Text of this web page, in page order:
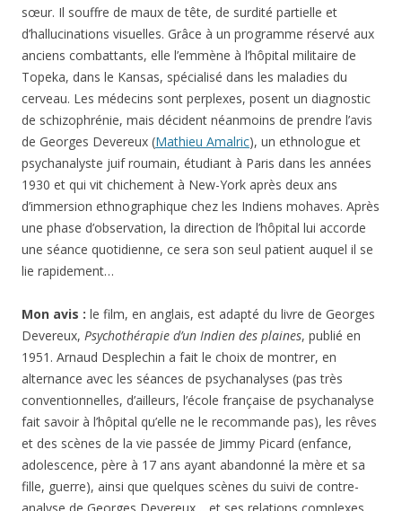
sœur. Il souffre de maux de tête, de surdité partielle et
d’hallucinations visuelles. Grâce à un programme réservé aux
anciens combattants, elle l’emmène à l’hôpital militaire de
Topeka, dans le Kansas, spécialisé dans les maladies du
cerveau. Les médecins sont perplexes, posent un diagnostic
de schizophrénie, mais décident néanmoins de prendre l’avis
de Georges Devereux (Mathieu Amalric), un ethnologue et
psychanalyste juif roumain, étudiant à Paris dans les années
1930 et qui vit chichement à New-York après deux ans
d’immersion ethnographique chez les Indiens mohaves. Après
une phase d’observation, la direction de l’hôpital lui accorde
une séance quotidienne, ce sera son seul patient auquel il se
lie rapidement…
Mon avis : le film, en anglais, est adapté du livre de Georges
Devereux, Psychothérapie d’un Indien des plaines, publié en
1951. Arnaud Desplechin a fait le choix de montrer, en
alternance avec les séances de psychanalyses (pas très
conventionnelles, d’ailleurs, l’école française de psychanalyse
fait savoir à l’hôpital qu’elle ne le recommande pas), les rêves
et des scènes de la vie passée de Jimmy Picard (enfance,
adolescence, père à 17 ans ayant abandonné la mère et sa
fille, guerre), ainsi que quelques scènes du suivi de contre-